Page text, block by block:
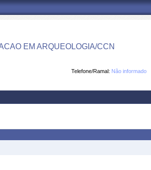
EM ARQUEOLOGIA/CCN
Telefone/Ramal: Não informado